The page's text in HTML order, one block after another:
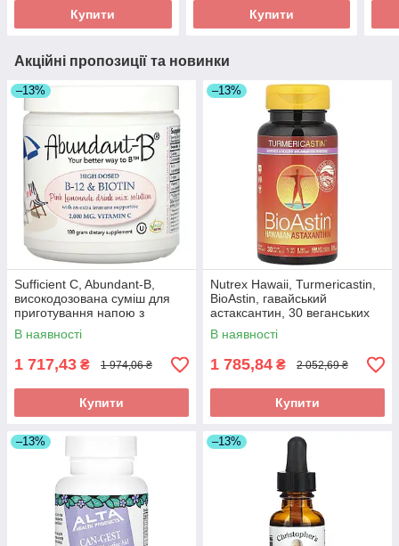
Купити Купити
Акційні пропозиції та новинки
–13%
Sufficient C, Abundant-B,
високодозована суміш для
приготування напою з
вітаміном B-12 і біотином, у
оригінал
В наявності
1 717,43 ₴ 1 974,06 ₴
Купити
–13%
Nutrex Hawaii, Turmericastin,
BioAstin, гавайський
астаксантин, 30 веганських
капсул в Україні оригінал
В наявності
1 785,84 ₴ 2 052,69 ₴
Купити
–13% –13%